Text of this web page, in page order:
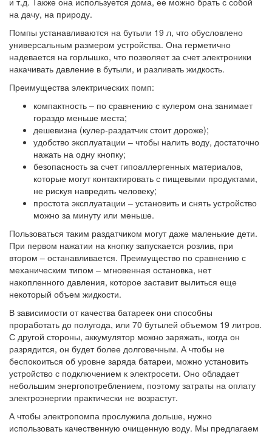
на дачу, на природу.
Помпы устанавливаются на бутыли 19 л, что обусловлено
универсальным размером устройства. Она герметично
надевается на горлышко, что позволяет за счет электроники
накачивать давление в бутыли, и разливать жидкость.
Преимущества электрических помп:
компактность – по сравнению с кулером она занимает
гораздо меньше места;
дешевизна (кулер-раздатчик стоит дороже);
удобство эксплуатации – чтобы налить воду, достаточно
нажать на одну кнопку;
безопасность за счет гипоаллергенных материалов,
которые могут контактировать с пищевыми продуктами,
не рискуя навредить человеку;
простота эксплуатации – установить и снять устройство
можно за минуту или меньше.
Пользоваться таким раздатчиком могут даже маленькие дети.
При первом нажатии на кнопку запускается розлив, при
втором – останавливается. Преимущество по сравнению с
механическим типом – мгновенная остановка, нет
накопленного давления, которое заставит вылиться еще
некоторый объем жидкости.
В зависимости от качества батареек они способны
проработать до полугода, или 70 бутылей объемом 19 литров.
С другой стороны, аккумулятор можно заряжать, когда он
разрядится, он будет более долговечным. А чтобы не
беспокоиться об уровне заряда батареи, можно установить
устройство с подключением к электросети. Оно обладает
небольшим энергопотреблением, поэтому затраты на оплату
электроэнергии практически не возрастут.
А чтобы электропомпа прослужила дольше, нужно
использовать качественную очищенную воду. Мы предлагаем